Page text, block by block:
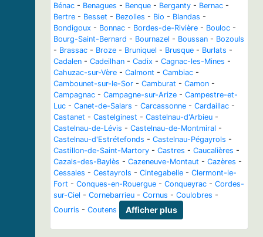
Bénac - Benagues - Benque - Berganty - Bernac -
Bertre - Besset - Bezolles - Bio - Blandas -
Bondigoux - Bonnac - Bordes-de-Rivière - Bouloc -
Bourg-Saint-Bernard - Bournazel - Boussan - Bozouls
- Brassac - Broze - Bruniquel - Brusque - Burlats -
Cadalen - Cadeilhan - Cadix - Cagnac-les-Mines -
Cahuzac-sur-Vère - Calmont - Cambiac -
Cambounet-sur-le-Sor - Camburat - Camon -
Campagnac - Campagne-sur-Arize - Campestre-et-
Luc - Canet-de-Salars - Carcassonne - Cardaillac -
Castanet - Castelginest - Castelnau-d'Arbieu -
Castelnau-de-Lévis - Castelnau-de-Montmiral -
Castelnau-d'Estrétefonds - Castelnau-Pégayrols -
Castillon-de-Saint-Martory - Castres - Caucalières -
Cazals-des-Baylès - Cazeneuve-Montaut - Cazères -
Cessales - Cestayrols - Cintegabelle - Clermont-le-
Fort - Conques-en-Rouergue - Conqueyrac - Cordes-
sur-Ciel - Cornebarrieu - Cornus - Coulobres -
Courris - Coutens Afficher plus